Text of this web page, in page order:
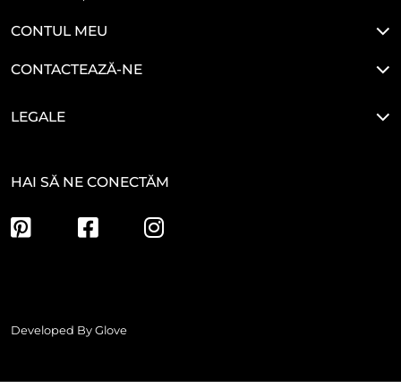
CONTUL MEU
CONTACTEAZĂ-NE
LEGALE
HAI SĂ NE CONECTĂM
Developed By Glove